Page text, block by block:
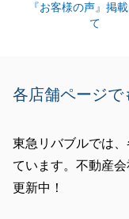
『お客様の声』掲
て
各店舗ページで
東急リバブルでは
ています。不動産
更新中！